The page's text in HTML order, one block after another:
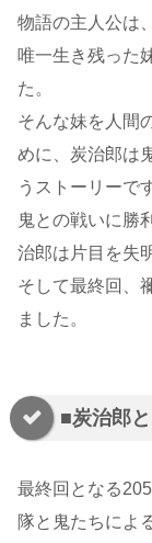
物語の主人公は
唯一生き残った
た。
そんな妹を人間
めに、炭治郎は
うストーリーで
鬼との戦いに勝
治郎は片目を失
そして最終回、
ました。
■炭治郎
最終回となる
隊と鬼たちによ